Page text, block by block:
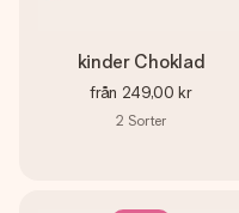
kinder Choklad
från 249,00 kr
2 Sorter